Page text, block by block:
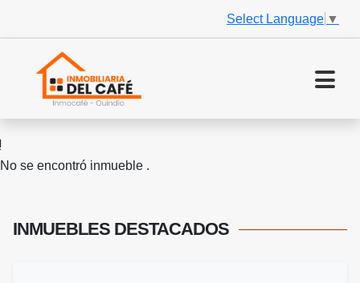
Select Language ▼
No se encontró inmueble .
INMUEBLES DESTACADOS